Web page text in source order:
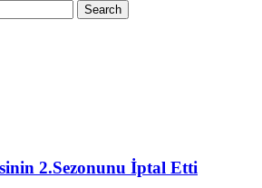
2.Sezonunu İptal Etti